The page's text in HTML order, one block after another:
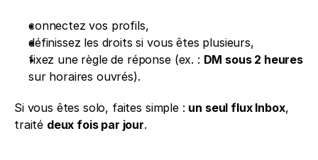
connectez vos profils,
définissez les droits si vous êtes plusieurs,
fixez une règle de réponse (ex. : DM sous 2 heures
sur horaires ouvrés).
Si vous êtes solo, faites simple : un seul flux Inbox,
traité deux fois par jour.